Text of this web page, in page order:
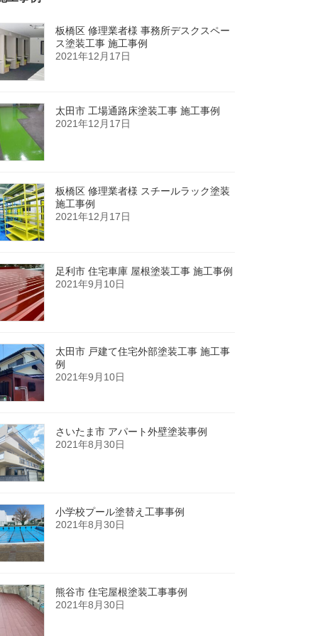
板橋区 修理業者様 事務所デスクスペー
ス塗装工事 施工事例
2021年12月17日
太田市 工場通路床塗装工事 施工事例
2021年12月17日
板橋区 修理業者様 スチールラック塗装
施工事例
2021年12月17日
足利市 住宅車庫 屋根塗装工事 施工事例
2021年9月10日
太田市 戸建て住宅外部塗装工事 施工事
例
2021年9月10日
さいたま市 アパート外壁塗装事例
2021年8月30日
小学校プール塗替え工事事例
2021年8月30日
熊谷市 住宅屋根塗装工事事例
2021年8月30日